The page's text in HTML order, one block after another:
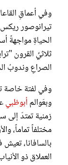
وفي أعماقِ
تيرانوصور
الحياةِ مواجهةً
ثلاثيِّ القرون
الصراعِ وندوبُ
وفي لفتة خاصة
وبعَوالمأبوظبي
زمنية تمتدّ إلى
مختلفاً تماماً،
بالسافانا،
العملاق ذو